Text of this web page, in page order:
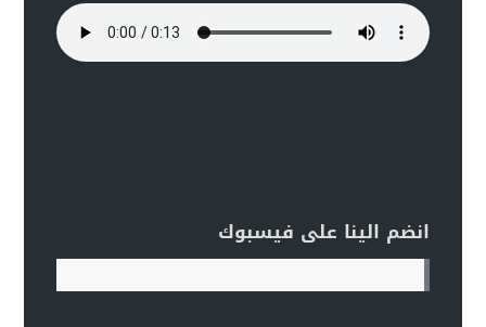
انضم الينا على فيسبوك